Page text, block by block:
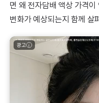
면 왜 전자담배 액상 가격
변화가 예상되는지 함께 살
광고